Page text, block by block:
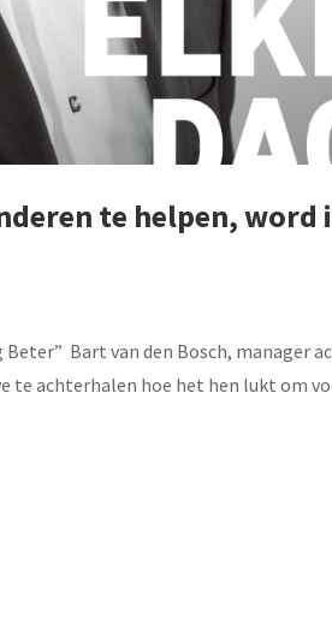
te helpen, word
Bart van den Bosch, manager
te achterhalen hoe het hen lukt om